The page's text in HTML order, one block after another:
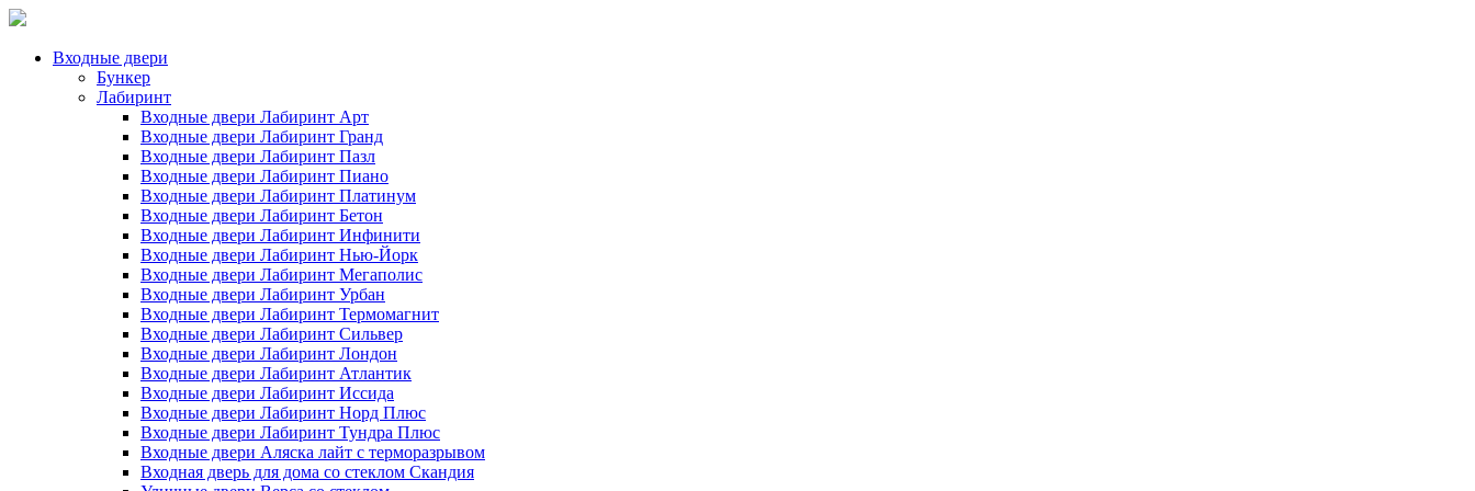
Входные двери
Бункер
Лабиринт
Входные двери Лабиринт Арт
Входные двери Лабиринт Гранд
Входные двери Лабиринт Пазл
Входные двери Лабиринт Пиано
Входные двери Лабиринт Платинум
Входные двери Лабиринт Бетон
Входные двери Лабиринт Инфинити
Входные двери Лабиринт Нью-Йорк
Входные двери Лабиринт Мегаполис
Входные двери Лабиринт Урбан
Входные двери Лабиринт Термомагнит
Входные двери Лабиринт Сильвер
Входные двери Лабиринт Лондон
Входные двери Лабиринт Атлантик
Входные двери Лабиринт Иссида
Входные двери Лабиринт Норд Плюс
Входные двери Лабиринт Тундра Плюс
Входные двери Аляска лайт с терморазрывом
Входная дверь для дома со стеклом Скандия